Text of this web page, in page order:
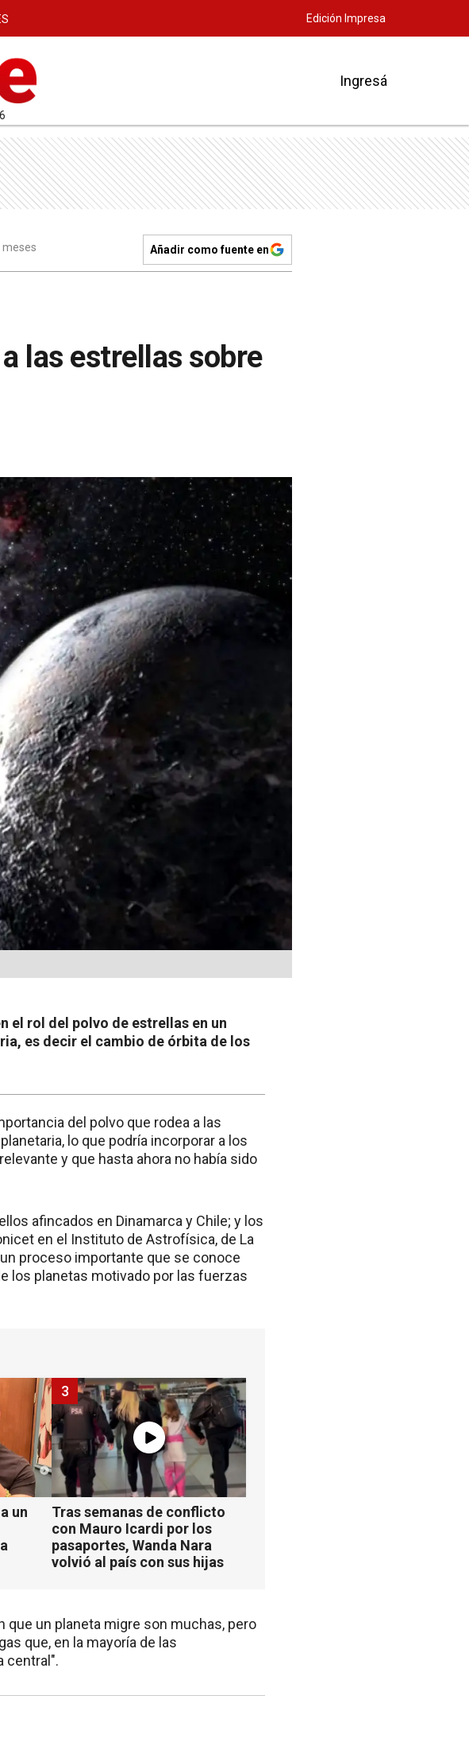
Edición Impresa
Ingresá
meses Añadir como fuente en
las estrellas sobre
el rol del polvo de estrellas en un
es decir el cambio de órbita de los
del polvo que rodea a las
lo que podría incorporar a los
y que hasta ahora no había sido
afincados en Dinamarca y Chile; y los
en el Instituto de Astrofísica, de La
proceso importante que se conoce
los planetas motivado por las fuerzas
un
Tras semanas de conflicto
con Mauro Icardi por los
pasaportes, Wanda Nara
volvió al país con sus hijas
3
que un planeta migre son muchas, pero
que, en la mayoría de las
central".